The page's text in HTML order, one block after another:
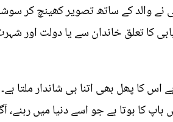
والد کے ساتھ تصویر کھینچ کر سوشل
کا تعلق خاندان سے یا دولت اور
کا پھل بھی اتنا ہی شاندار ملتا
کا ہوتا ہے جو اسے دنیا میں رہنے،